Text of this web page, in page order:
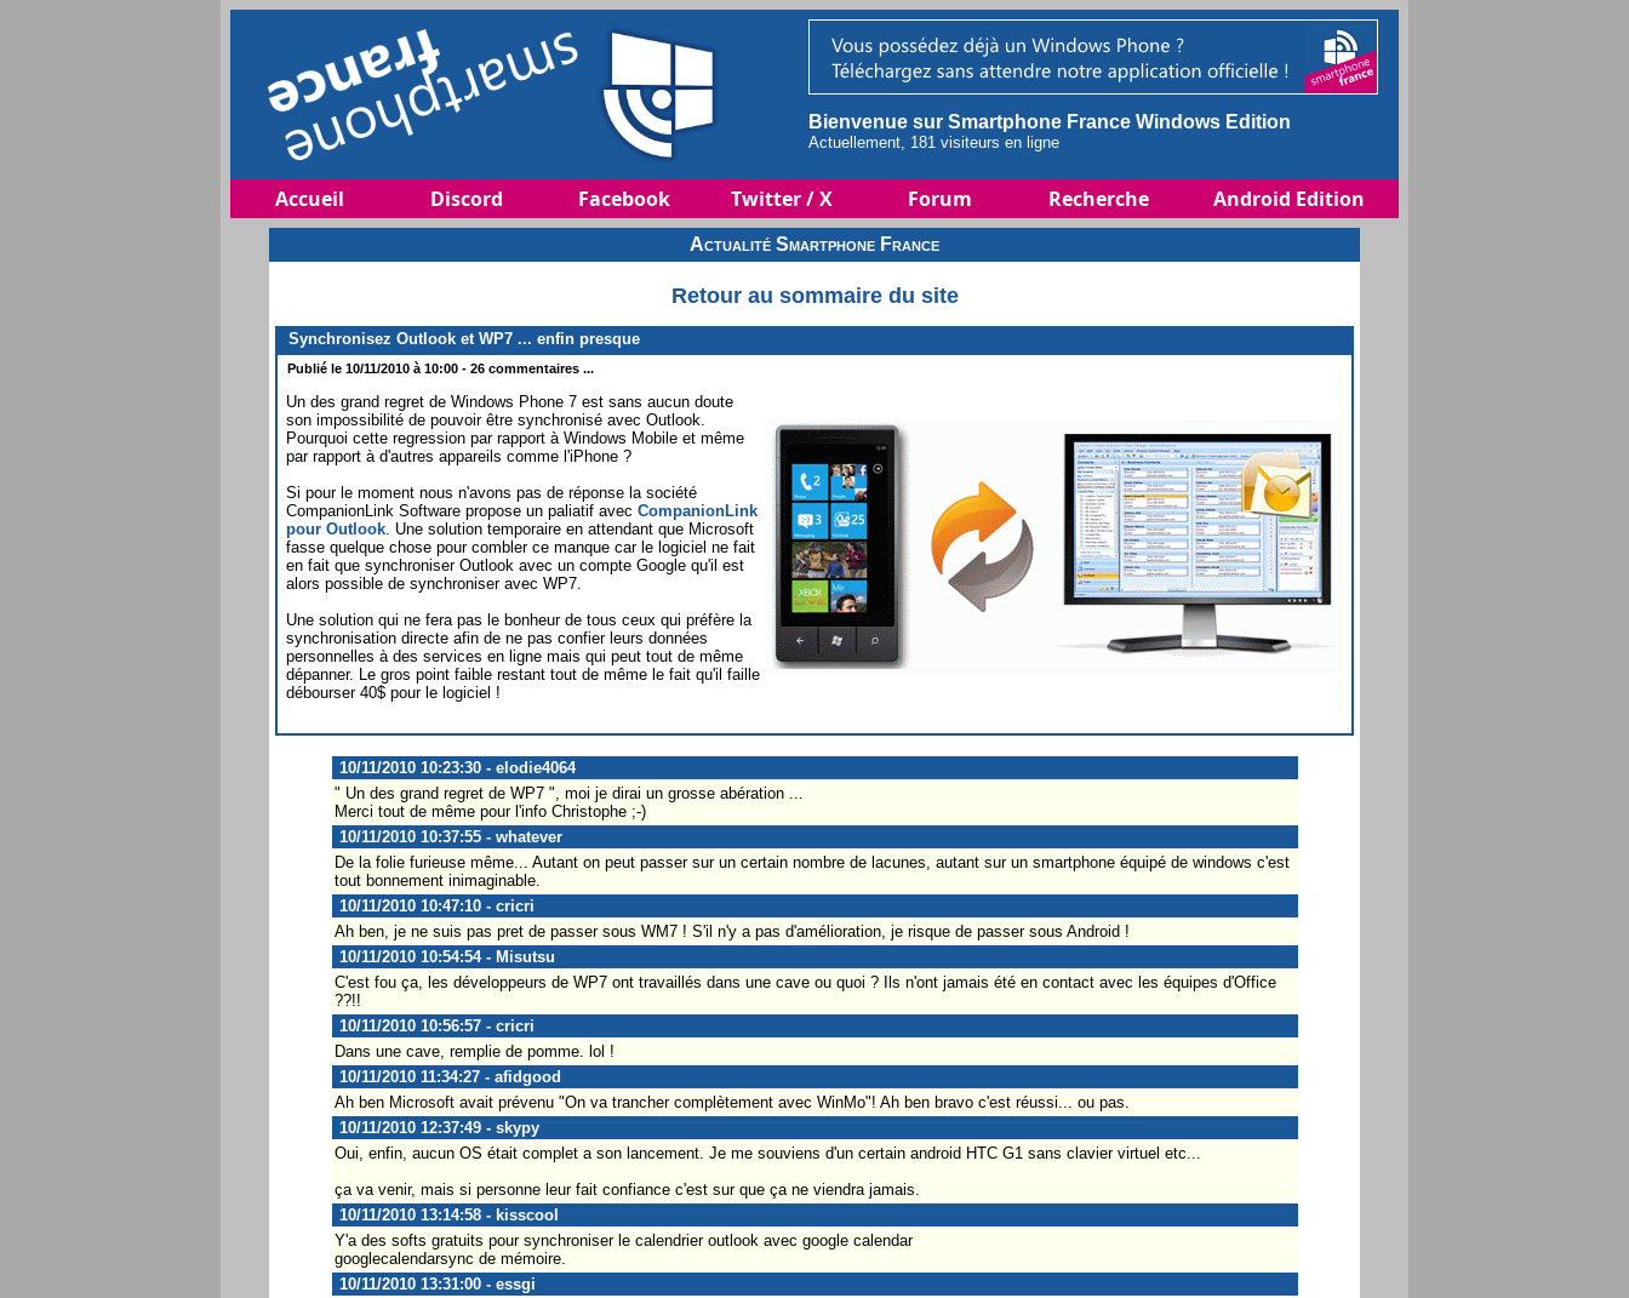
Bienvenue sur Smartphone France Windows Edition
Actuellement, 181 visiteurs en ligne
Accueil Discord Facebook Twitter / X Forum Recherche Android Edition
Actualité Smartphone France
Retour au sommaire du site
Synchronisez Outlook et WP7 ... enfin presque
Publié le 10/11/2010 à 10:00 - 26 commentaires ...
Un des grand regret de Windows Phone 7 est sans aucun doute
son impossibilité de pouvoir être synchronisé avec Outlook.
Pourquoi cette regression par rapport à Windows Mobile et même
par rapport à d'autres appareils comme l'iPhone ?
Si pour le moment nous n'avons pas de réponse la société
CompanionLink Software propose un paliatif avec CompanionLink
pour Outlook . Une solution temporaire en attendant que Microsoft
fasse quelque chose pour combler ce manque car le logiciel ne fait
en fait que synchroniser Outlook avec un compte Google qu'il est
alors possible de synchroniser avec WP7.
Une solution qui ne fera pas le bonheur de tous ceux qui préfère la
synchronisation directe afin de ne pas confier leurs données
personnelles à des services en ligne mais qui peut tout de même
dépanner. Le gros point faible restant tout de même le fait qu'il faille
débourser 40$ pour le logiciel !
10/11/2010 10:23:30 - elodie4064
" Un des grand regret de WP7 ", moi je dirai un grosse abération ...
Merci tout de même pour l'info Christophe ;-)
10/11/2010 10:37:55 - whatever
De la folie furieuse même... Autant on peut passer sur un certain nombre de lacunes, autant sur un smartphone équipé de windows c'est
tout bonnement inimaginable.
10/11/2010 10:47:10 - cricri
Ah ben, je ne suis pas pret de passer sous WM7 ! S'il n'y a pas d'amélioration, je risque de passer sous Android !
10/11/2010 10:54:54 - Misutsu
C'est fou ça, les développeurs de WP7 ont travaillés dans une cave ou quoi ? Ils n'ont jamais été en contact avec les équipes d'Office
??!!
10/11/2010 10:56:57 - cricri
Dans une cave, remplie de pomme. lol !
10/11/2010 11:34:27 - afidgood
Ah ben Microsoft avait prévenu "On va trancher complètement avec WinMo"! Ah ben bravo c'est réussi... ou pas.
10/11/2010 12:37:49 - skypy
Oui, enfin, aucun OS était complet a son lancement. Je me souviens d'un certain android HTC G1 sans clavier virtuel etc...
ça va venir, mais si personne leur fait confiance c'est sur que ça ne viendra jamais.
10/11/2010 13:14:58 - kisscool
Y'a des softs gratuits pour synchroniser le calendrier outlook avec google calendar
googlecalendarsync de mémoire.
10/11/2010 13:31:00 - essgi